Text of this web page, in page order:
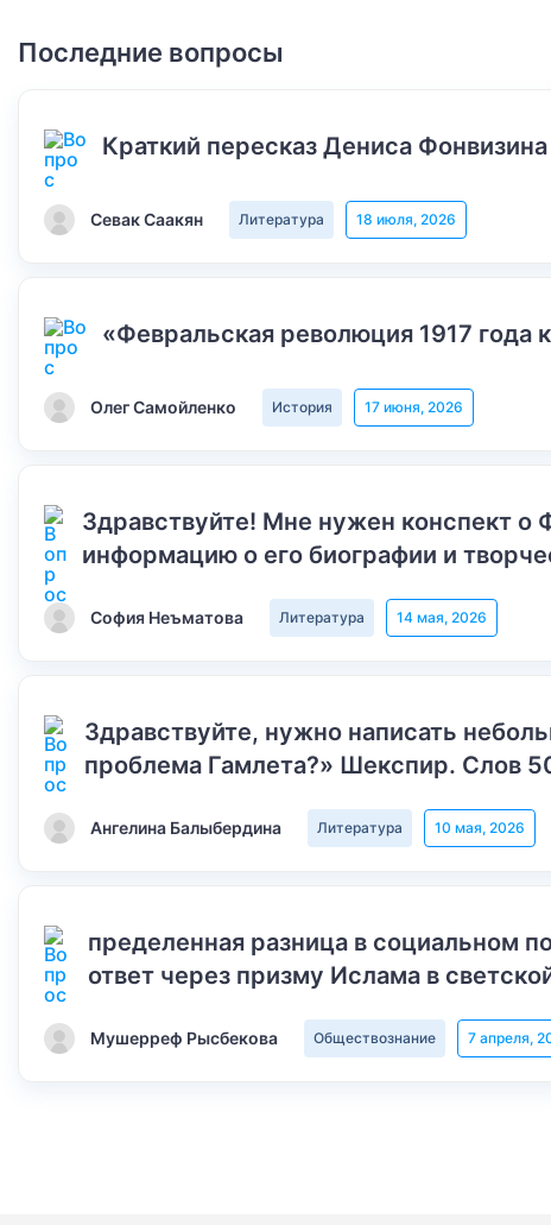
Последние вопросы
Краткий пересказ Дениса
Севак Саакян Литература 18 июля, 2026
«Февральская революция 1917 года
Олег Самойленко История 17 июня, 2026
Здравствуйте! Мне нужен конспект
информацию о его биографии и
София Неъматова Литература 14 мая, 2026
Здравствуйте, нужно написать
проблема Гамлета?» Шекспир. Слов
Ангелина Балыбердина Литература 10 мая, 2026
пределенная разница в социальном
ответ через призму Ислама в
Мушерреф Рысбекова Обществознание 7 апреля,